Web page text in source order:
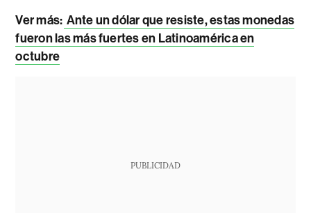
Ver más: Ante un dólar que resiste, estas monedas
fueron las más fuertes en Latinoamérica en
octubre
PUBLICIDAD